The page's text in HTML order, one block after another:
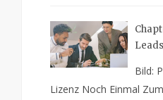
Leads
Bild:
Lizenz Noch Einmal